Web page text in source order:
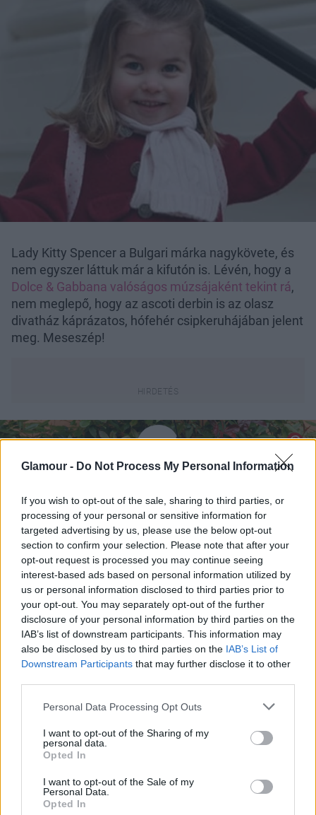
Glamour - Do Not Process My Personal Information
If you wish to opt-out of the sale, sharing to third parties, or
processing of your personal or sensitive information for
targeted advertising by us, please use the below opt-out
section to confirm your selection. Please note that after your
opt-out request is processed you may continue seeing
interest-based ads based on personal information utilized by
us or personal information disclosed to third parties prior to
your opt-out. You may separately opt-out of the further
disclosure of your personal information by third parties on the
IAB’s list of downstream participants. This information may
also be disclosed by us to third parties on the IAB’s List of
Downstream Participants that may further disclose it to other
Please note that this website/app uses one or more Google
not limited to your visit or usage behaviour. You may click to
grant or deny consent to Google and its third-party tags to
use your data for below specified purposes in below Google
consent section.
Personal Data Processing Opt Outs
I want to opt-out of the Sharing of my
personal data.
Opted In
I want to opt-out of the Sale of my
Personal Data.
Opted In
Lady Kitty Spencer a Bulgari márka nagykövete, és
nem egyszer láttuk már a kifutón is. Lévén, hogy a
Dolce & Gabbana valóságos múzsájaként tekint rá,
nem meglepő, hogy az ascoti derbin is az olasz
divatház káprázatos, hófehér csipkeruhájában jelent
meg. Meseszép!